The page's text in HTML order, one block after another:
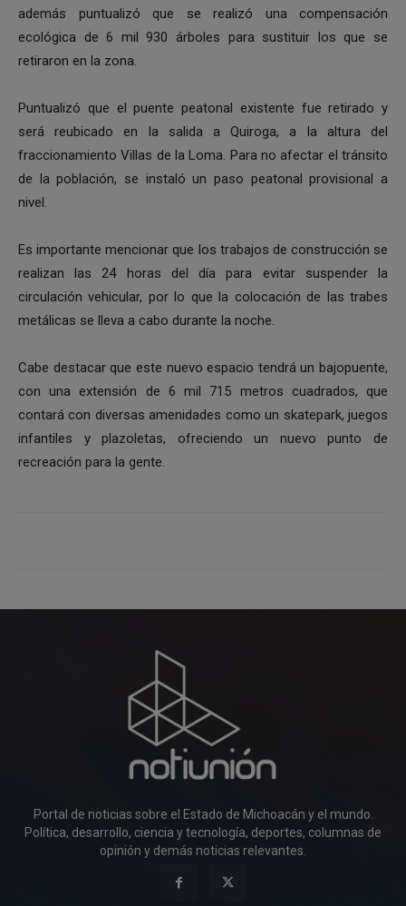
además puntualizó que se realizó una compensación
ecológica de 6 mil 930 árboles para sustituir los que se
retiraron en la zona.
Puntualizó que el puente peatonal existente fue retirado y
será reubicado en la salida a Quiroga, a la altura del
fraccionamiento Villas de la Loma. Para no afectar el tránsito
de la población, se instaló un paso peatonal provisional a
nivel.
Es importante mencionar que los trabajos de construcción se
realizan las 24 horas del día para evitar suspender la
circulación vehicular, por lo que la colocación de las trabes
metálicas se lleva a cabo durante la noche.
Cabe destacar que este nuevo espacio tendrá un bajopuente,
con una extensión de 6 mil 715 metros cuadrados, que
contará con diversas amenidades como un skatepark, juegos
infantiles y plazoletas, ofreciendo un nuevo punto de
recreación para la gente.
Portal de noticias sobre el Estado de Michoacán y el mundo.
Política, desarrollo, ciencia y tecnología, deportes, columnas de
opinión y demás noticias relevantes.